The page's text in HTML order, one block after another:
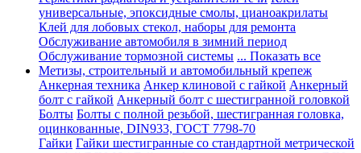
универсальные, эпоксидные смолы, цианоакрилаты
Клей для лобовых стекол, наборы для ремонта
Обслуживание автомобиля в зимний период
Обслуживание тормозной системы ... Показать все
Метизы, строительный и автомобильный крепеж
Анкерная техника Анкер клиновой с гайкой Анкерный
болт с гайкой Анкерный болт с шестигранной головкой
Болты Болты с полной резьбой, шестигранная головка,
оцинкованные, DIN933, ГОСТ 7798-70
Гайки Гайки шестигранные со стандартной метрической